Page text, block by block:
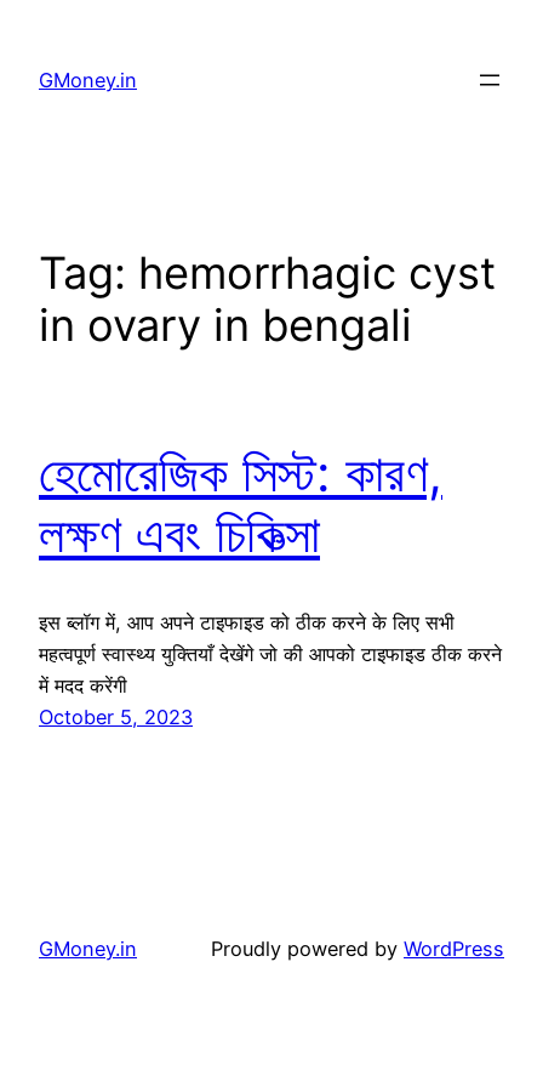
GMoney.in
Tag: hemorrhagic cyst
in ovary in bengali
হেমোরেজিক সিস্ট: কারণ,
লক্ষণ এবং চিকিত্সা
इस ब्लॉग में, आप अपने टाइफाइड को ठीक करने के लिए सभी
महत्वपूर्ण स्वास्थ्य युक्तियाँ देखेंगे जो की आपको टाइफाइड ठीक करने
में मदद करेंगी
October 5, 2023
GMoney.in Proudly powered by WordPress